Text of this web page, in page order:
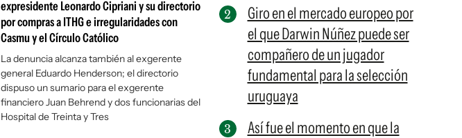
expresidente Leonardo Cipriani y su directorio
por compras a ITHG e irregularidades con
Casmu y el Círculo Católico
La denuncia alcanza también al exgerente
general Eduardo Henderson; el directorio
dispuso un sumario para el exgerente
financiero Juan Behrend y dos funcionarias del
Hospital de Treinta y Tres
Giro en el mercado europeo por
el que Darwin Núñez puede ser
compañero de un jugador
fundamental para la selección
uruguaya
Así fue el momento en que la